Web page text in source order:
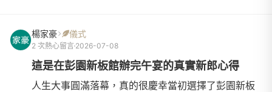
楊家豪 儀式
2 次熱心留言 2026-07-08
這是在彭園新板館辦完午宴的真實新郎心得
人生大事圓滿落幕，真的很慶幸當初選擇了彭園新板